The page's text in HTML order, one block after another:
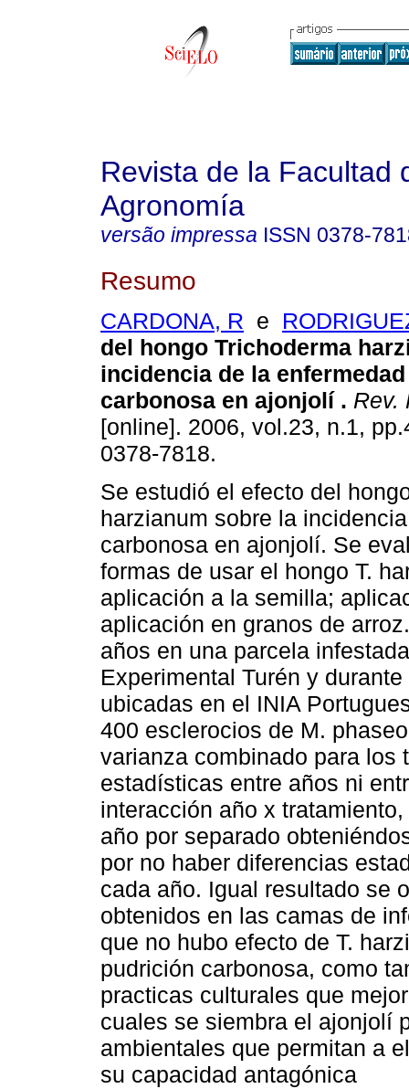
Revista de la Facultad
Agronomía
versão impressa ISSN 0378-
Resumo
CARDONA, R e
del hongo Trichoderma
incidencia de la
carbonosa en ajonjolí . Rev.
[online]. 2006, vol.23, n.1,
0378-7818.
Se estudió el efecto del
harzianum sobre la
carbonosa en ajonjolí. Se
formas de usar el hongo T.
aplicación a la semilla;
aplicación en granos de
años en una parcela
Experimental Turén y
ubicadas en el INIA
400 esclerocios de M.
varianza combinado para los
estadísticas entre años ni
interacción año x
año por separado
por no haber diferencias
cada año. Igual resultado se
obtenidos en las camas de
que no hubo efecto de T.
pudrición carbonosa, como
practicas culturales que
cuales se siembra el ajonjolí
ambientales que permitan a
su capacidad antagónica